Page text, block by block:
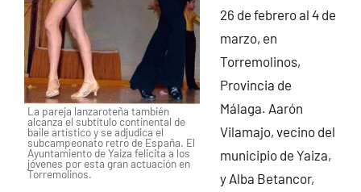
La pareja lanzaroteña también
alcanza el subtítulo continental de
baile artístico y se adjudica el
subcampeonato retro de España. El
Ayuntamiento de Yaiza felicita a los
jóvenes por esta gran actuación en
Torremolinos.
26 de febrero al 4 de
marzo, en
Torremolinos,
Provincia de
Málaga. Aarón
Vilamajo, vecino del
municipio de Yaiza,
y Alba Betancor,